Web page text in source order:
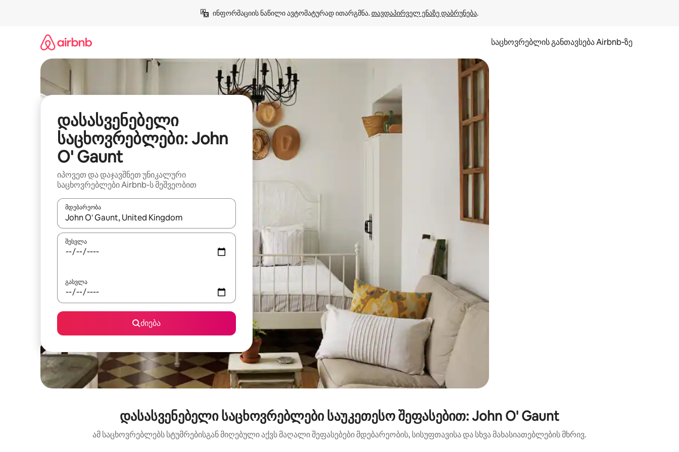
ინფორმაციის ნაწილი ავტომატურად ითარგმნა. თავდაპირველ ენაზე დაბრუნება.
საცხოვრებლის განთავსება Airbnb‑ზე
დასასვენებელი
საცხოვრებლები: John
O' Gaunt
იპოვეთ და დაჯავშნეთ უნიკალური
საცხოვრებლები Airbnb-ს მეშვეობით
მდებარეობა
როცა შედეგები ხელმისაწვდომი გახდება, ნავიგაციისთვის გამოიყენეთ კლავიშები ზემოთ/ქვემოთ მიმართული ისრებით ან შეხებისა თუ თითის გასმის ჟესტები.
შესვლა
გასვლა
ძიება
დასასვენებელი საცხოვრებლები საუკეთესო შეფასებით: John O' Gaunt
ამ საცხოვრებლებს სტუმრებისგან მიღებული აქვს მაღალი შეფასებები მდებარეობის, სისუფთავისა და სხვა მახასიათებლების მხრივ.